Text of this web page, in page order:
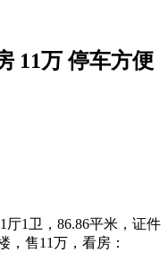
11万 停车方便
1卫，86.86平米，证件
，售11万，看房：